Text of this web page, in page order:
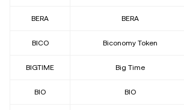
BERA BERA
BICO Biconomy Token
BIGTIME Big Time
BIO BIO